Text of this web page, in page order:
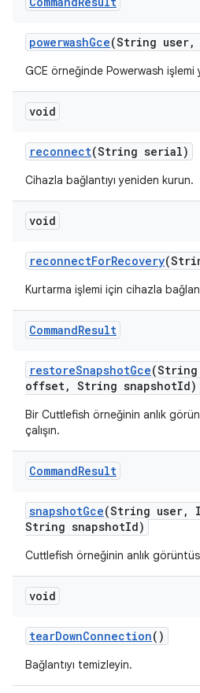
powerwashGce(String user,
GCE örneğinde Powerwash işlemi
void
reconnect(String serial)
Cihazla bağlantıyı yeniden kurun.
void
reconnectForRecovery
Kurtarma işlemi için cihazla
CommandResult
restoreSnapshotGce(String
offset, String snapshotId)
Bir Cuttlefish örneğinin anlık
çalışın.
CommandResult
snapshotGce(String user,
String snapshotId)
Cuttlefish örneğinin anlık
void
tearDownConnection()
Bağlantıyı temizleyin.